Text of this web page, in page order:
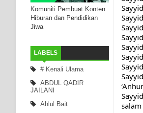
Komuniti Pembuat Konten
Hiburan dan Pendidikan
Jiwa
LABELS
# Kenali Ulama
ABDUL QADIR
JAILANI
Ahlul Bait
salam